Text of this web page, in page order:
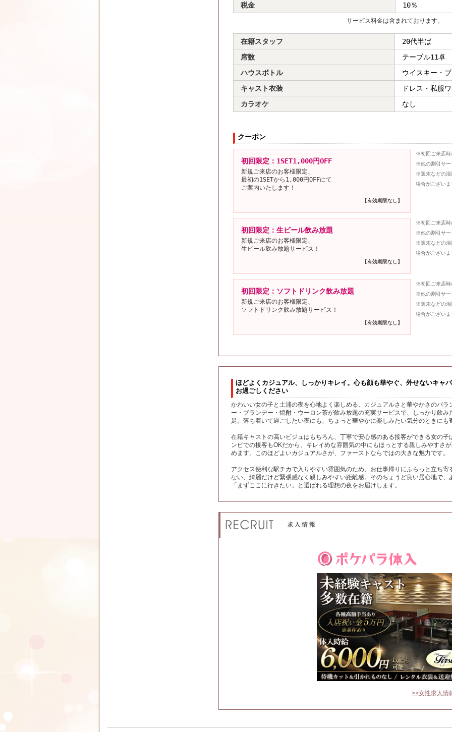
税金
10％
サービス料金は含まれております。
在籍スタッフ
20代半ば
席数
テーブル11卓
ハウスボトル
ウイスキー・
キャスト衣装
ドレス・私服
カラオケ
なし
クーポン
初回限定：1SET1,000円OFF
新規ご来店のお客様限定、
最初の1SETから1,000円OFFにて
ご案内いたします！
【有効期限なし】
※初回ご来店時
※他の割引サー
※週末などの混
場合がございま
初回限定：生ビール飲み放題
新規ご来店のお客様限定、
生ビール飲み放題サービス！
【有効期限なし】
※初回ご来店時
※他の割引サー
※週末などの混
場合がございま
初回限定：ソフトドリンク飲み放題
新規ご来店のお客様限定、
ソフトドリンク飲み放題サービス！
【有効期限なし】
※初回ご来店時
※他の割引サー
※週末などの混
場合がございま
ほどよくカジュアル、しっかりキレイ。心も顔も華やぐ、外せないキャ
お過ごしください
かわいい女の子と土浦の夜を心地よく楽しめる、カジュアルさと華やかさのバ
ー・ブランデー・焼酎・ウーロン茶が飲み放題の充実サービスで、しっかり飲
足。落ち着いて過ごしたい夜にも、ちょっと華やかに楽しみたい気分のときにも
在籍キャストの高いビジュはもちろん、丁寧で安心感のある接客ができる女の
ンピでの接客もOKだから、キレイめな雰囲気の中にもほっとする親しみやすさ
めます。このほどよいカジュアルさが、ファーストならではの大きな魅力です。
アクセス便利な駅チカで入りやすい雰囲気のため、お仕事帰りにふらっと立ち
ない、綺麗だけど緊張感なく親しみやすい距離感。そのちょうど良い居心地で
「まずここに行きたい」と選ばれる理想の夜をお届けします。
>>女性求人情